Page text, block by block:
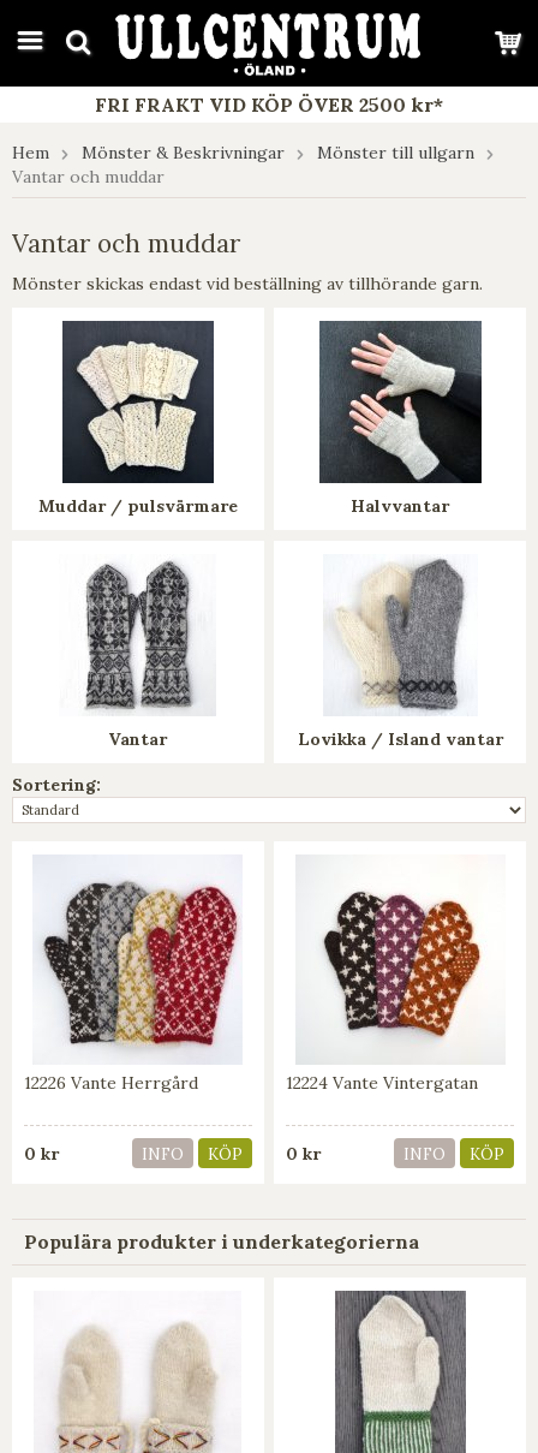
google-site-verification: google7e4b1026db5d9f32.html
FRI FRAKT VID KÖP ÖVER 2500 kr*
Hem Mönster & Beskrivningar
Mönster till ullgarn
Vantar och muddar
Vantar och muddar
Mönster skickas endast vid beställning av tillhörande garn.
Muddar / pulsvärmare Halvvantar
Vantar Lovikka / Island vantar
Sortering:
12226 Vante Herrgård
0 kr INFO KÖP
12224 Vante Vintergatan
0 kr INFO KÖP
Populära produkter i underkategorierna